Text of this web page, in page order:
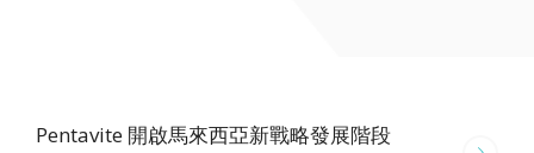
Pentavite 開啟馬來西亞新戰略發展階段